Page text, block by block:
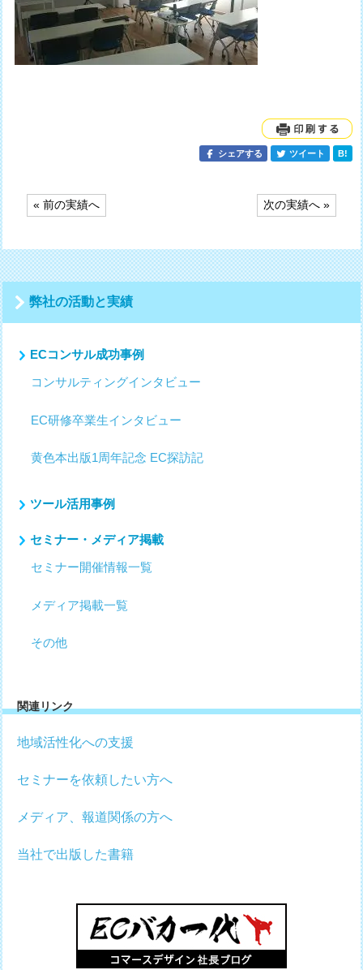
シェアする ツイート B!
投
稿
ナ
ビ
ゲ
ー
シ
ョ
ン
« 前の実績へ 次の実績へ »
弊社の活動と実績
ECコンサル成功事例
コンサルティングインタビュー
EC研修卒業生インタビュー
黄色本出版1周年記念 EC探訪記
ツール活用事例
セミナー・メディア掲載
セミナー開催情報一覧
メディア掲載一覧
その他
関連リンク
地域活性化への支援
セミナーを依頼したい方へ
メディア、報道関係の方へ
当社で出版した書籍